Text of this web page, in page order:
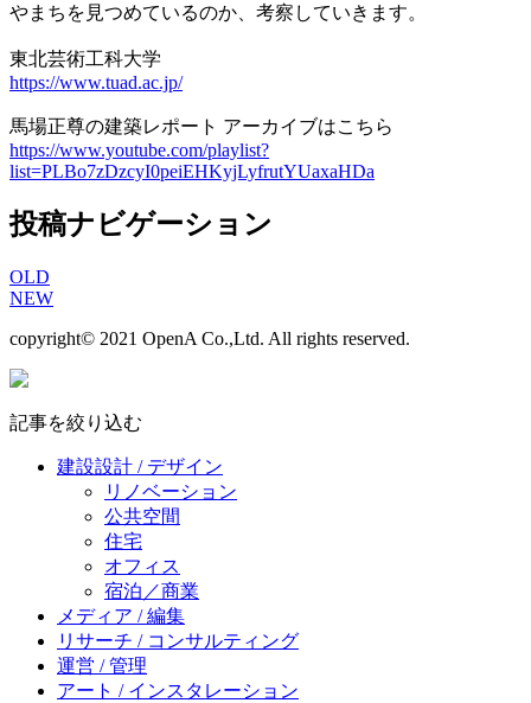
やまちを見つめているのか、考察していきます。
東北芸術工科大学
https://www.tuad.ac.jp/
馬場正尊の建築レポート アーカイブはこちら
https://www.youtube.com/playlist?
list=PLBo7zDzcyI0peiEHKyjLyfrutYUaxaHDa
投稿ナビゲーション
OLD
NEW
copyright© 2021 OpenA Co.,Ltd. All rights reserved.
記事を絞り込む
建設設計 / デザイン
リノベーション
公共空間
住宅
オフィス
宿泊／商業
メディア / 編集
リサーチ / コンサルティング
運営 / 管理
アート / インスタレーション